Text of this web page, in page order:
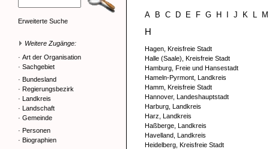
Erweiterte Suche
Weitere Zugänge:
· Art der Organisation
· Sachgebiet
· Bundesland
· Regierungsbezirk
· Landkreis
· Landschaft
· Gemeinde
· Personen
· Biographien
A B C D E F G H J K L M
H
Hagen, Kreisfreie Stadt
Halle (Saale), Kreisfreie Stadt
Hamburg, Freie und Hansestadt
Hameln-Pyrmont, Landkreis
Hamm, Kreisfreie Stadt
Hannover, Landeshauptstadt
Harburg, Landkreis
Harz, Landkreis
Haßberge, Landkreis
Havelland, Landkreis
Heidelberg, Kreisfreie Stadt